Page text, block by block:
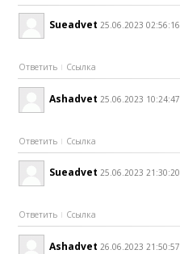
Sueadvet 25.06.2023 02:56:16
Ответить Ссылка
Ashadvet 25.06.2023 10:24:47
Ответить Ссылка
Sueadvet 25.06.2023 21:30:20
Ответить Ссылка
Ashadvet 26.06.2023 21:50:57